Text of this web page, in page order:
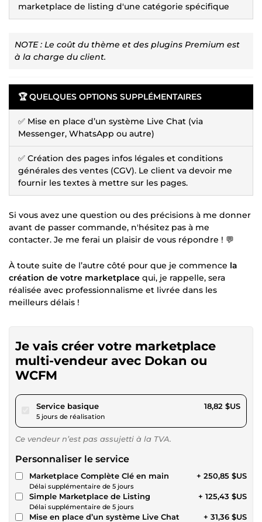
marketplace de listing d'une catégorie spécifique
NOTE : Le coût du thème et des plugins Premium est
à la charge du client.
🏆 QUELQUES OPTIONS SUPPLÉMENTAIRES
✅ Mise en place d’un système Live Chat (via
Messenger, WhatsApp ou autre)
✅ Création des pages infos légales et conditions
générales des ventes (CGV). Le client va devoir me
fournir les textes à mettre sur les pages.
Si vous avez une question ou des précisions à me donner
avant de passer commande, n'hésitez pas à me
contacter. Je me ferai un plaisir de vous répondre ! 💬
À toute suite de l’autre côté pour que je commence la
création de votre marketplace qui, je rappelle, sera
réalisée avec professionnalisme et livrée dans les
meilleurs délais !
Je vais créer votre marketplace
multi-vendeur avec Dokan ou
WCFM
Service basiquepour 17,34 $US
5 jours de réalisation
18,82 $US
Ce vendeur n’est pas assujetti à la TVA.
Personnaliser le service
Marketplace Complète Clé en main
Délai supplémentaire de 5 jours
+ 250,85 $US
Simple Marketplace de Listing
Délai supplémentaire de 5 jours
+ 125,43 $US
Mise en place d’un système Live Chat + 31,36 $US